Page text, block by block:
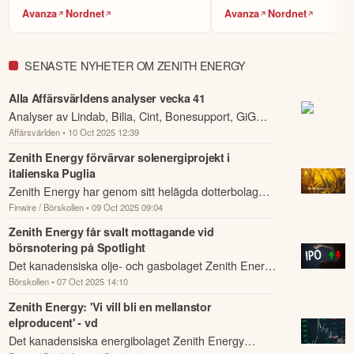
aktier som globala. Sök fram det instrument du vill handla
sen önskad position.
information för att utvecklas, däribland utbildningskurser via
eToro Academy, nyheter, smidiga verktyg och ett av
världens största sociala investerarforum.
ÖPPNA KONTO
KOPIERA TOPPINVESTERARE
dina investeringar kan gå upp eller ner. Du riskerar ditt kapital.
Avanza Nordnet Avanza Nordnet
SENASTE NYHETER OM ZENITH ENERGY
Alla Affärsvärldens analyser vecka 41
Analyser av Lindab, Bilia, Cint, Bonesupport, GiG
Software, Coloplast, Hoist, Invisio, ABB, Alligo samt
IPO-kommentar Verisure och Zenith En...
Affärsvärlden • 10 Oct 2025 12:39
Zenith Energy förvärvar solenergiprojekt i
italienska Puglia
Zenith Energy har genom sitt helägda dotterbolag
Wesolar tecknat avtal om att förvärva ett
solenergiprojekt i Puglia, Italien, med en planer...
Finwire / Börskollen • 09 Oct 2025 09:04
Zenith Energy får svalt mottagande vid
börsnotering på Spotlight
Det kanadensiska olje- och gasbolaget Zenith Energy
har nyligen börsnoterats på Spotlight.
Börskollen • 07 Oct 2025 14:10
Zenith Energy: 'Vi vill bli en mellanstor
elproducent' - vd
Det kanadensiska energibolaget Zenith Energy